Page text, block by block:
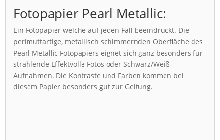
Fotopapier Pearl Metallic:
Ein Fotopapier welche auf jeden Fall beeindruckt. Die
perlmuttartige, metallisch schimmernden Oberfläche des
Pearl Metallic Fotopapiers eignet sich ganz besonders für
strahlende Effektvolle Fotos oder Schwarz/Weiß
Aufnahmen. Die Kontraste und Farben kommen bei
diesem Papier besonders gut zur Geltung.